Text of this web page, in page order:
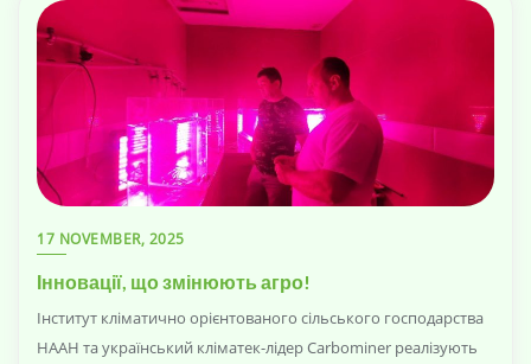
17 NOVEMBER, 2025
Інновації, що змінюють агро!
Інститут кліматично орієнтованого сільського господарства
НААН та український кліматек-лідер Carbominer реалізують